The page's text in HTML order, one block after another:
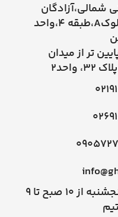
شمالی،آزادگان
،مجتمع تجاری یادمان،بلوکA،طبقه ۴،واحد
تر از میدان
ساعات کاری: شنبه تا پنجشنبه از ۱۰ صبح تا ۹